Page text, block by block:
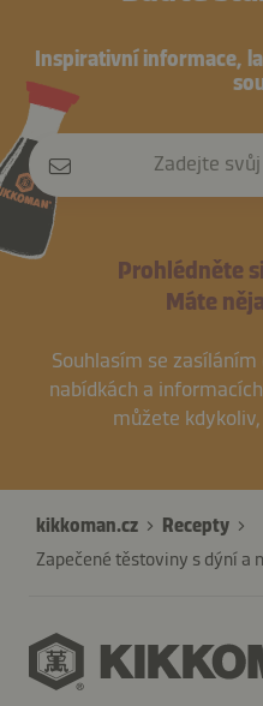
Inspirativní informace,
Zadejte
Prohlédněte
Máte
Souhlasím se
nabídkách a
můžete
kikkoman.cz
Recepty
Zapečené těstoviny s dýní a